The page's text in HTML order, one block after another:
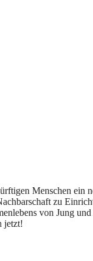
Menschen ein
zu
von Jung
jetzt!